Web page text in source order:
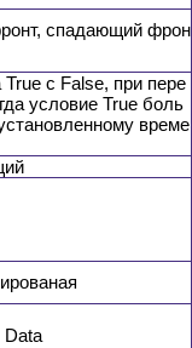
спадающий фрон
с False, при пере
условие True боль
време
Data